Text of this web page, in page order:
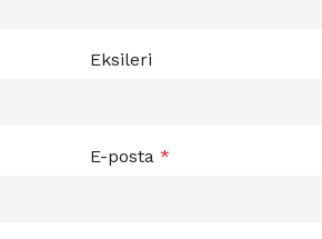
Eksileri
E-posta *